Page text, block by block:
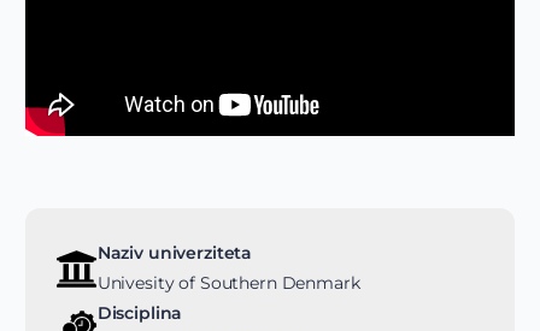
Naziv univerziteta
Univesity of Southern Denmark
Disciplina